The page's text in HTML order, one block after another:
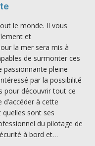
le monde. Il vous
et
la mer sera mis à
de surmonter ces
passionnante pleine
par la possibilité
pour découvrir tout ce
à cette
quelles sont ses
du pilotage de
à bord et…